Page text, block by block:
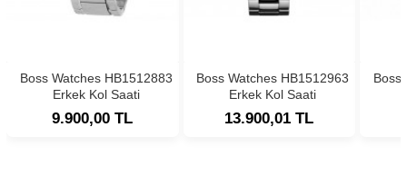
Boss Watches HB1512883
Erkek Kol Saati
9.900,00 TL
Boss Watches HB1512963
Erkek Kol Saati
13.900,01 TL
Boss